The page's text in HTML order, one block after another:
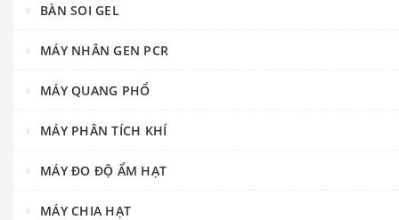
BÀN SOI GEL
MÁY NHÂN GEN PCR
MÁY QUANG PHỔ
MÁY PHÂN TÍCH KHÍ
MÁY ĐO ĐỘ ẨM HẠT
MÁY CHIA HẠT